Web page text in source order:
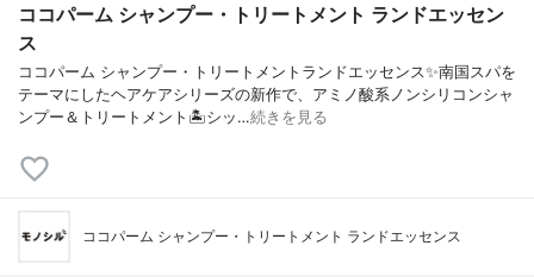
ココパーム シャンプー・トリートメント ランドエッセン
ス
ココパーム シャンプー・トリートメントランドエッセンス✨南国スパを
テーマにしたヘアケアシリーズの新作で、アミノ酸系ノンシリコンシャ
ンプー＆トリートメント🏝️シッ…続きを見る
ココパーム シャンプー・トリートメント ランドエッセンス